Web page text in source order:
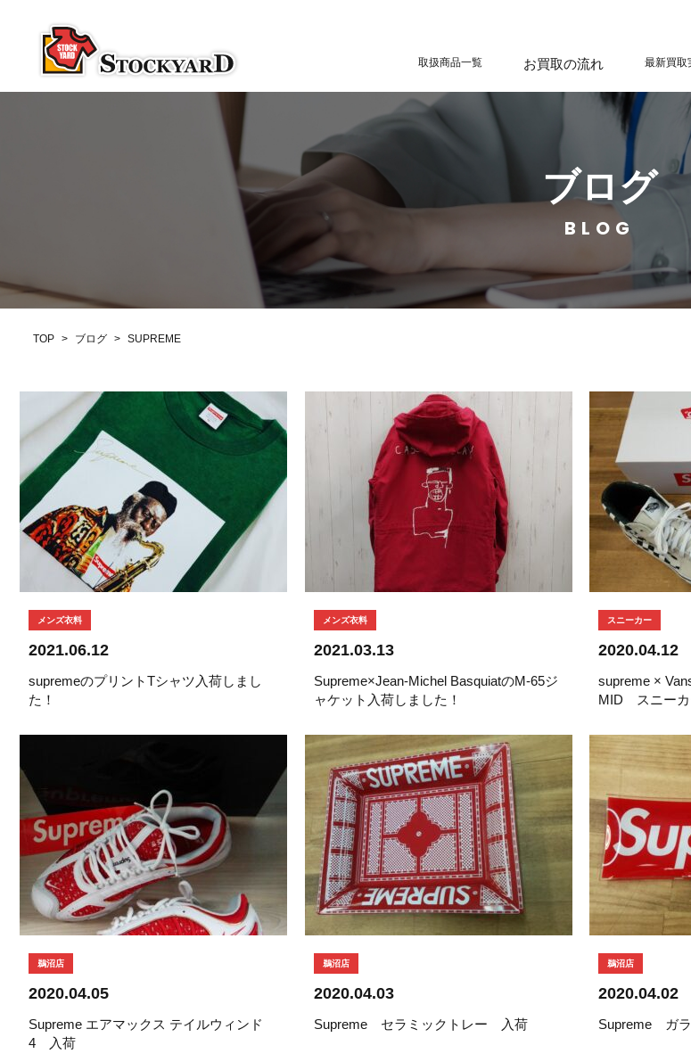
取扱商品一覧 お買取の流れ 最新買取
ブログ
BLOG
TOP > ブログ > SUPREME
メンズ衣料
2021.06.12
supremeのプリントTシャツ入荷しまし
た！
メンズ衣料
2021.03.13
Supreme×Jean-Michel BasquiatのM-65ジ
ャケット入荷しました！
スニーカー
2020.04.12
supreme ×
MID スニー
鵜沼店
2020.04.05
Supreme エアマックス テイルウィンド
4 入荷
鵜沼店
2020.04.03
Supreme セラミックトレー 入荷
鵜沼店
2020.04.02
Supreme ガ